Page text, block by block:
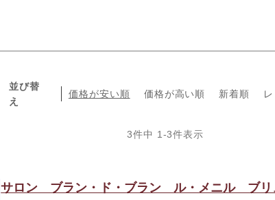
並び替
え
価格が安い順 価格が高い順 新着順
3件中 1 -3件表示
サロン ブラン・ド・ブラン ル・メニル ブリ